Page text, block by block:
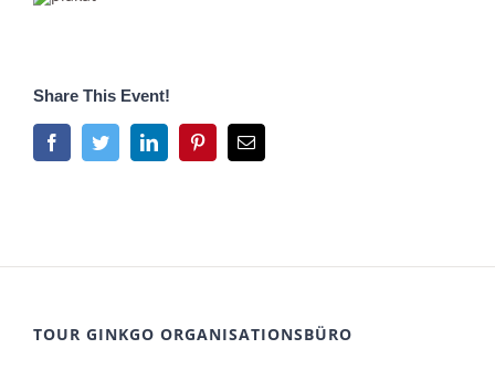
Share This Event!
FacebookTwitterLinkedInPinterestE-
Mail
TOUR GINKGO ORGANISATIONSBÜRO